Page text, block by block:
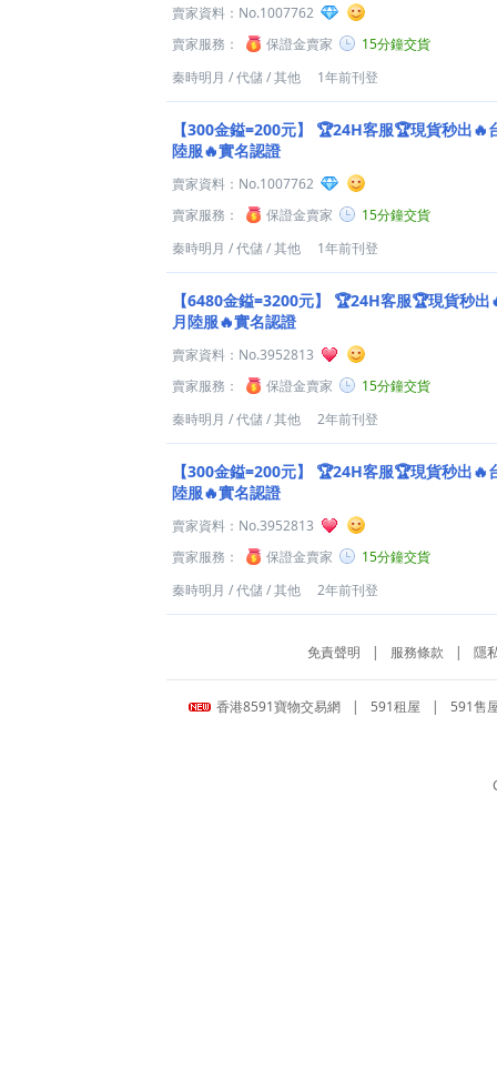
賣家資料： No.1007762
賣家服務：
保證金賣家
15分鐘交貨
秦時明月 /代儲/其他 1年前刊登
【300金鎰=200元】
🏆24H客服🏆現貨秒出🔥
陸服🔥實名認證️
賣家資料： No.1007762
賣家服務：
保證金賣家
15分鐘交貨
秦時明月 /代儲/其他 1年前刊登
【6480金鎰=3200元】
🏆24H客服🏆現貨秒出
月陸服🔥實名認證️
賣家資料： No.3952813
賣家服務：
保證金賣家
15分鐘交貨
秦時明月 /代儲/其他 2年前刊登
【300金鎰=200元】
🏆24H客服🏆現貨秒出🔥
陸服🔥實名認證️
賣家資料： No.3952813
賣家服務：
保證金賣家
15分鐘交貨
秦時明月 /代儲/其他 2年前刊登
免責聲明 | 服務條款 | 隱
香港8591寶物交易網 | 591租屋 | 591售